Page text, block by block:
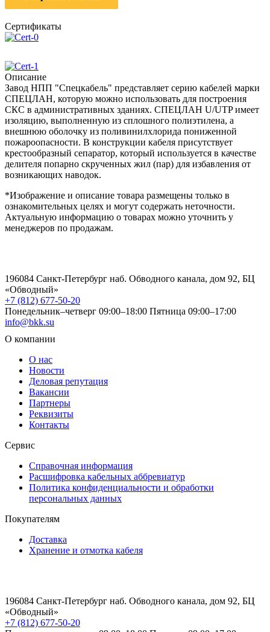
Сертификаты
Описание
Завод НПП "Спецкабель" представляет серию кабелей марки
СПЕЦЛАН, которую можно использовать для построения
СКС в административных зданиях. СПЕЦЛАН U/UTP имеет
изоляцию, выполненную из сплошного полиэтилена, а
внешнюю оболочку из поливинилхлорида пониженной
пожароопасности. В конструкции кабеля присутствует
крестообразный сепаратор, который используется в качестве
делителя попарно скрученных жил (пар) для избавления от
возникающих наводок.
*Изображение и описание товара размещены только в
ознакомительных целях и могут содержать неточности.
Актуальную информацию о товарах можно уточнить у
менеджеров по продажам.
196084 Санкт-Петербург наб. Обводного канала, дом 92, БЦ
«Обводный»
+7 (812) 677-50-20
Понедельник–четверг 09:00–18:00 Пятница 09:00–17:00
info@bkk.su
О компании
О нас
Новости
Деловая репутация
Вакансии
Партнеры
Реквизиты
Контакты
Сервис
Справочная информация
Расшифровка кабельных аббревиатур
Политика конфиденциальности и обработки
персональных данных
Покупателям
Доставка
Хранение и отмотка кабеля
196084 Санкт-Петербург наб. Обводного канала, дом 92, БЦ
«Обводный»
+7 (812) 677-50-20